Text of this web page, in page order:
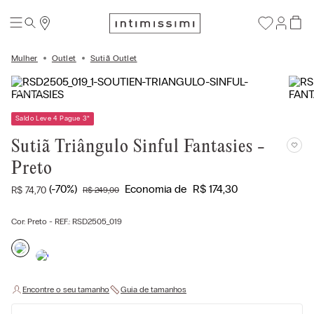
Mulher Outlet Sutiã Outlet
Saldo Leve 4 Pague 3*
Sutiã Triângulo Sinful Fantasies -
Preto
R$ 74,70 (-70%) R$ 249,00 Economia de R$ 174,30
Cor: Preto - REF.: RSD2505_019